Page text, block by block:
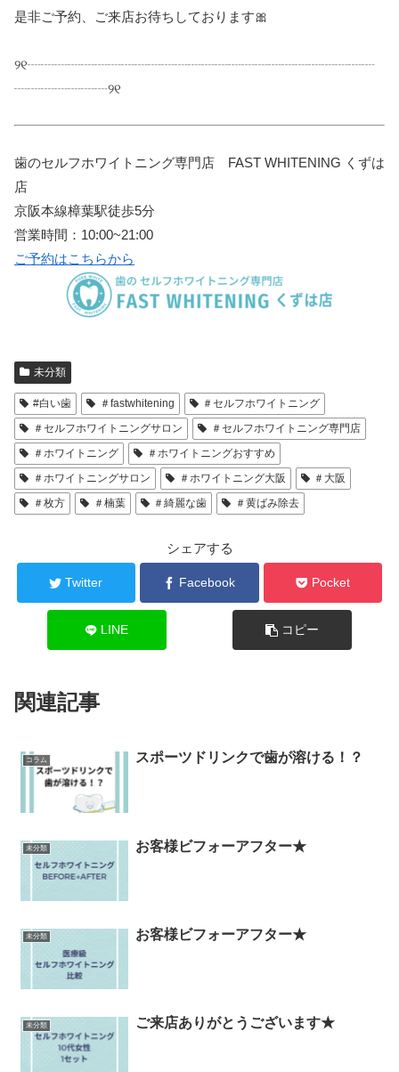
是非ご予約、ご来店お待ちしております🎀
୨୧┈┈┈┈┈┈┈┈┈┈┈┈┈┈┈┈┈┈┈┈┈┈┈┈┈┈
┈┈┈┈┈┈┈୨୧
歯のセルフホワイトニング専門店 FAST WHITENING くずは
店
京阪本線樟葉駅徒歩5分
営業時間：10:00~21:00
ご予約はこちらから
未分類
#白い歯 ＃fastwhitening
＃セルフホワイトニング
＃セルフホワイトニングサロン
＃セルフホワイトニング専門店
＃ホワイトニング
＃ホワイトニングおすすめ
＃ホワイトニングサロン
＃ホワイトニング大阪
＃大阪
＃枚方
＃楠葉 ＃綺麗な歯 ＃黄ばみ除去
シェアする
Twitter Facebook Pocket
LINE コピー
関連記事
コラム スポーツドリンクで歯が溶ける！？
未分類 お客様ビフォーアフター★
未分類 お客様ビフォーアフター★
未分類 ご来店ありがとうございます★